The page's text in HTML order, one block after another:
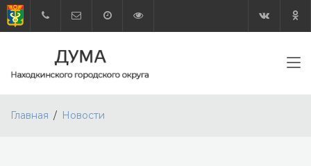
Главная Новости